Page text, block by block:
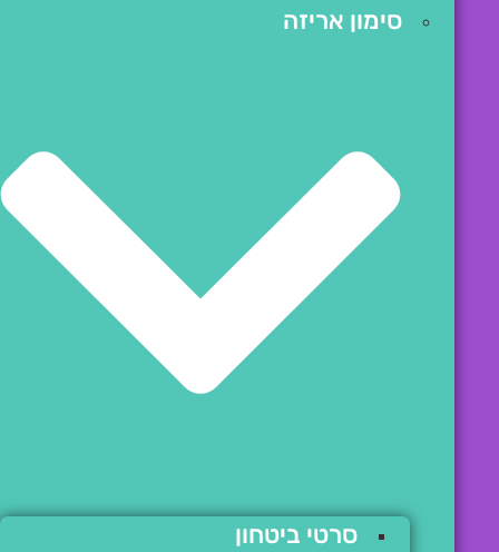
סימון אריזה
סרטי ביטחון